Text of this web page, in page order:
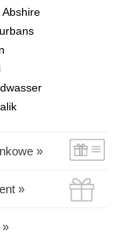
Abshire
»
»
»